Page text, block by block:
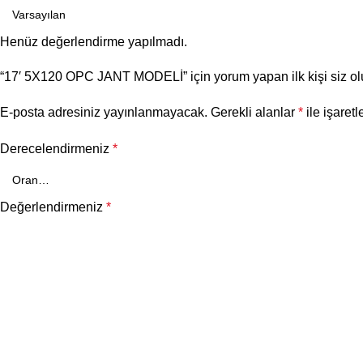
Henüz değerlendirme yapılmadı.
“17′ 5X120 OPC JANT MODELİ” için yorum yapan ilk kişi siz
E-posta adresiniz yayınlanmayacak. Gerekli alanlar * ile
Derecelendirmeniz *
Değerlendirmeniz *